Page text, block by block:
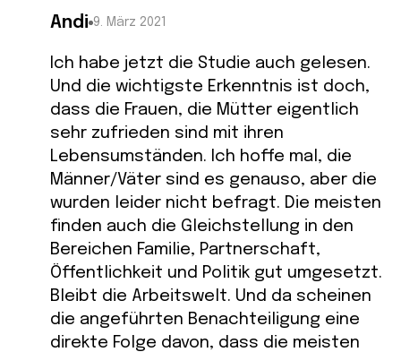
Andi 9. März 2021
Ich habe jetzt die Studie auch gelesen.
Und die wichtigste Erkenntnis ist doch,
dass die Frauen, die Mütter eigentlich
sehr zufrieden sind mit ihren
Lebensumständen. Ich hoffe mal, die
Männer/Väter sind es genauso, aber die
wurden leider nicht befragt. Die meisten
finden auch die Gleichstellung in den
Bereichen Familie, Partnerschaft,
Öffentlichkeit und Politik gut umgesetzt.
Bleibt die Arbeitswelt. Und da scheinen
die angeführten Benachteiligung eine
direkte Folge davon, dass die meisten